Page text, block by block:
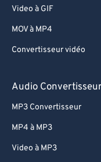
Video à GIF
MOV à MP4
Convertisseur vidéo
Audio
MP3 Convertisseur
MP4 à MP3
Video à MP3